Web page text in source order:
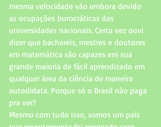
mesma velocidade vão embora devido
as ocupações burocráticas das
universidades nacionais. Certa vez ouvi
dizer que bachareis, mestres e doutores
em matemática são capazes em sua
grande maioria de fácil aprendizado em
qualquer área da ciência de maneira
autodidata. Porque só o Brasil não paga
pra ver?
Mesmo com tudo isso, somos um país